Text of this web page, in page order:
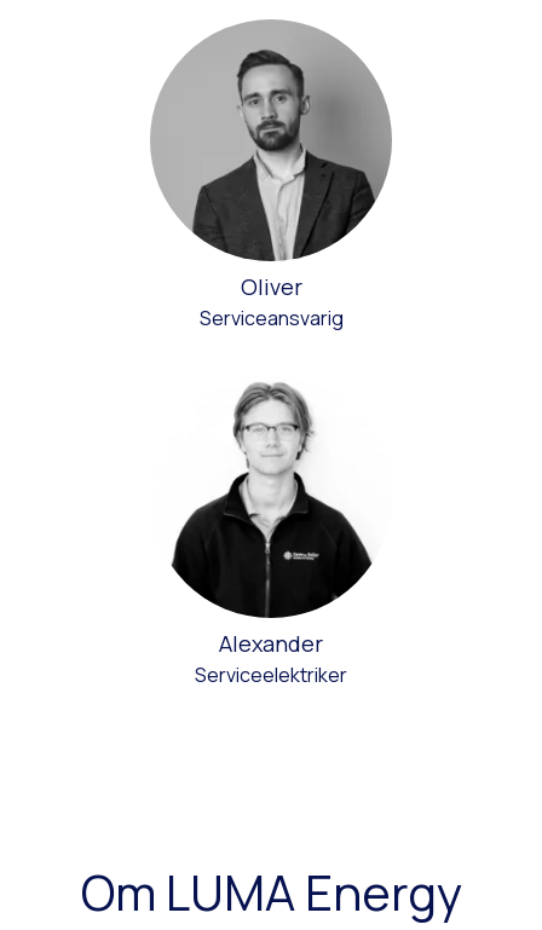
Oliver
Serviceansvarig
Alexander
Serviceelektriker
Om LUMA Energy